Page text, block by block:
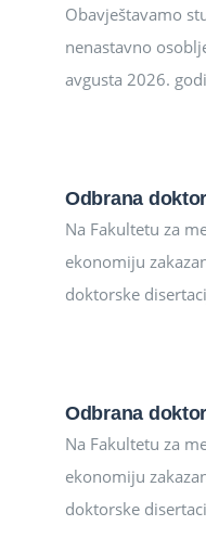
Obavještavamo
nenastavno
avgusta 2026.
Odbrana
Na Fakultetu za
ekonomiju
doktorske
Odbrana
Na Fakultetu za
ekonomiju
doktorske